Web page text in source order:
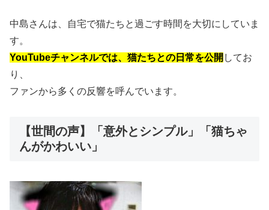
中島さんは、自宅で猫たちと過ごす時間を大切にしていま
す。
YouTubeチャンネルでは、猫たちとの日常を公開 してお
り、
ファンから多くの反響を呼んでいます。
【世間の声】「意外とシンプル」「猫ちゃ
んがかわいい」